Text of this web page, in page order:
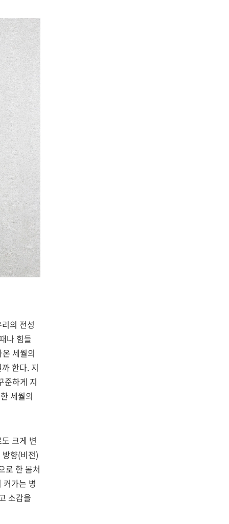
의 전성
나 힘들
세월의
한다. 지
준하게 지
세월의
크게 변
향(비전)
로 한 몸처
커가는 병
소감을